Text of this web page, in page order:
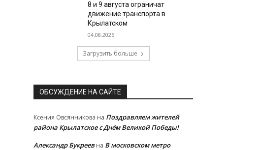
8 и 9 августа ограничат
движение транспорта в
Крылатском
04.08.2026
Загрузить больше
ОБСУЖДЕНИЕ НА САЙТЕ
Ксения Овсянникова на Поздравляем жителей
района Крылатское с Днём Великой Победы!
Александр Букреевна В московском метро